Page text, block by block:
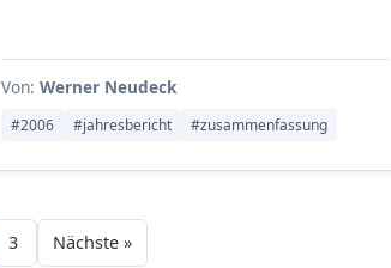
Von: Werner Neudeck
#2006 #jahresbericht #zusammenfassung
3 Nächste »